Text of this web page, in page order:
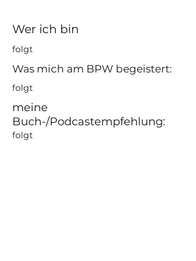
Wer ich bin
folgt
Was mich am BPW begeistert:
folgt
meine
Buch-/Podcastempfehlung:
folgt